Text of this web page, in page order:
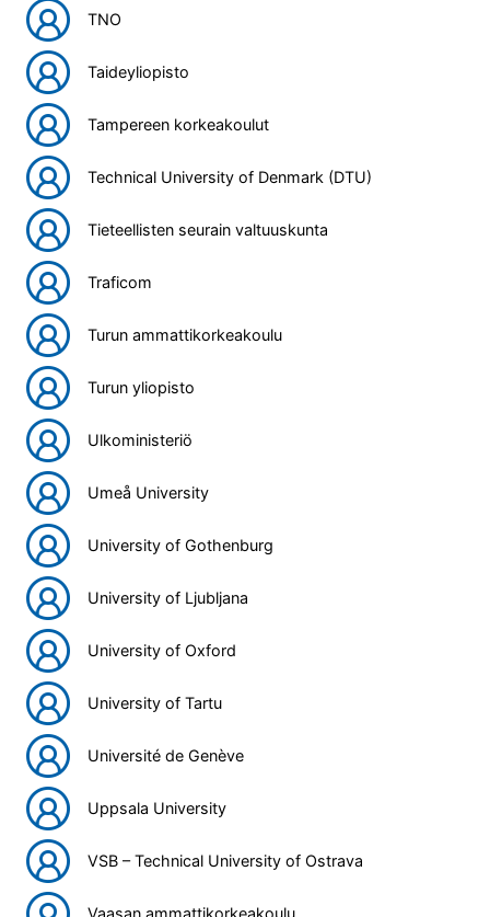
TNO
Taideyliopisto
Tampereen korkeakoulut
Technical University of Denmark (DTU)
Tieteellisten seurain valtuuskunta
Traficom
Turun ammattikorkeakoulu
Turun yliopisto
Ulkoministeriö
Umeå University
University of Gothenburg
University of Ljubljana
University of Oxford
University of Tartu
Université de Genève
Uppsala University
VSB – Technical University of Ostrava
Vaasan ammattikorkeakoulu